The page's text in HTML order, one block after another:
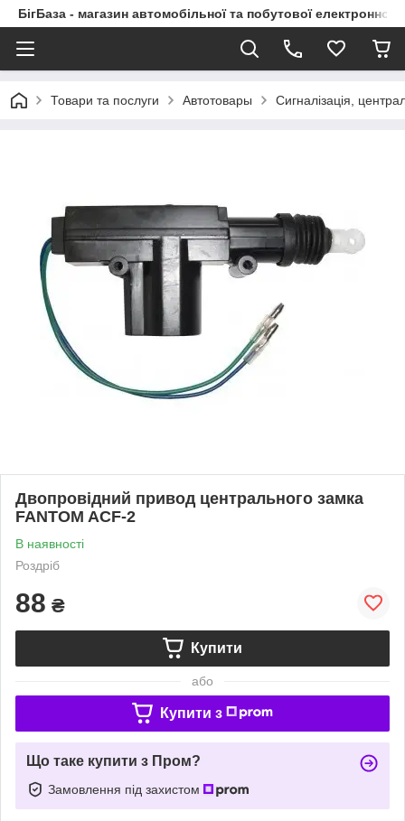
БігБаза - магазин автомобільної та побутової електронної
Товари та послуги Автотовары Сигналізація,
Двопровідний привод центрального замка
FANTOM ACF-2
В наявності
Роздріб
88 ₴
Купити
або
Купити з
Що таке купити з Пром?
Замовлення під захистом